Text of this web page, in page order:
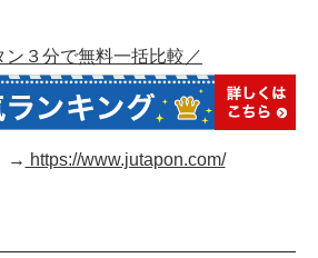
ン３分で無料一括比較／
→ https://www.jutapon.com/